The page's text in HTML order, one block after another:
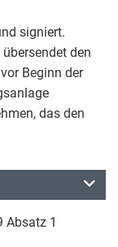
signiert.
den
Beginn der
das den
Absatz 1